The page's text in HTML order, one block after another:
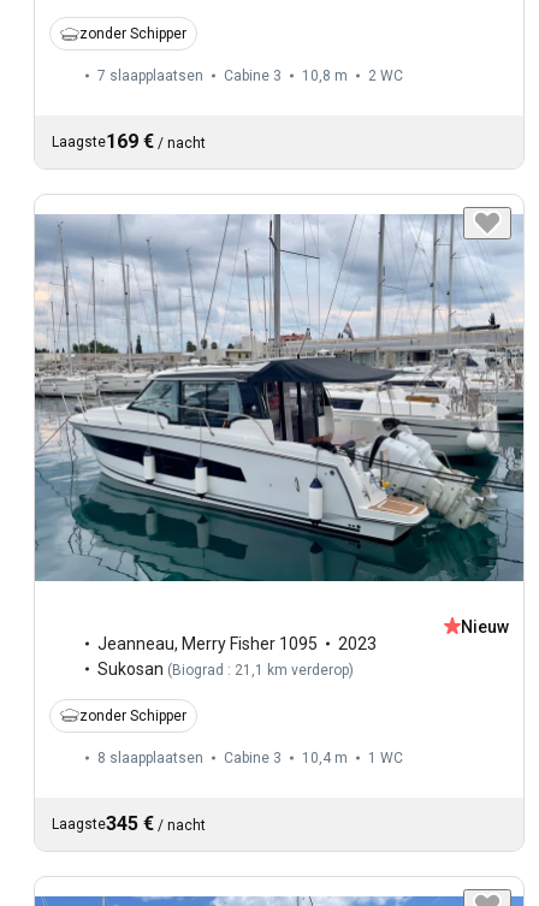
zonder Schipper
7 slaapplaatsen Cabine 3 10,8 m 2 WC
Laagste169 € / nacht
Jeanneau, Merry Fisher 1095
2023
Sukosan (Biograd : 21,1 km verderop)
Nieuw
zonder Schipper
8 slaapplaatsen Cabine 3 10,4 m 1 WC
Laagste345 € / nacht